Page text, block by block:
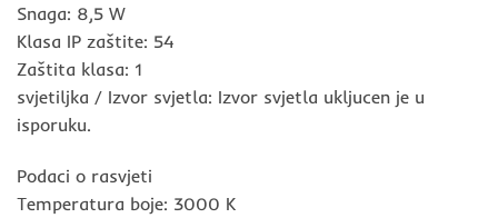
Snaga: 8,5 W
Klasa IP zaštite: 54
Zaštita klasa: 1
svjetiljka / Izvor svjetla: Izvor svjetla ukljucen je u
isporuku.
Podaci o rasvjeti
Temperatura boje: 3000 K